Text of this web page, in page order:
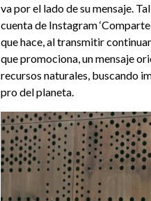
va por el lado de su mensaje.
cuenta de Instagram
que hace, al transmitir
que promociona, un mensaje
recursos naturales, buscando
pro del planeta.